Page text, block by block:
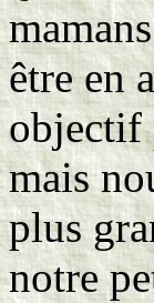
être en
objectif
mais
plus
notre